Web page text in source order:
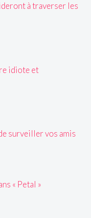
à traverser les
idiote et
surveiller vos amis
« Petal »